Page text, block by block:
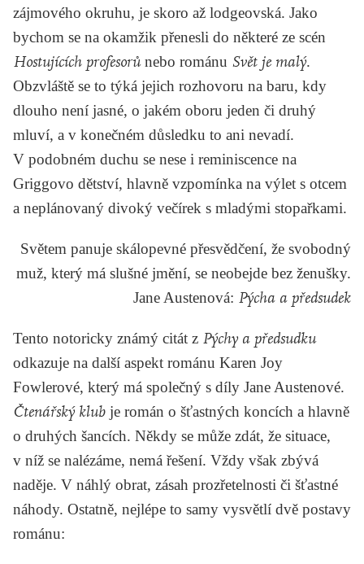
zájmového okruhu, je skoro až lodgeovská. Jako
bychom se na okamžik přenesli do některé ze scén
Hostujících profesorůnebo románu Svět je malý.
Obzvláště se to týká jejich rozhovoru na baru, kdy
dlouho není jasné, o jakém oboru jeden či druhý
mluví, a v konečném důsledku to ani nevadí.
V podobném duchu se nese i reminiscence na
Griggovo dětství, hlavně vzpomínka na výlet s otcem
a neplánovaný divoký večírek s mladými stopařkami.
Světem panuje skálopevné přesvědčení, že svobodný
muž, který má slušné jmění, se neobejde bez ženušky.
Jane Austenová: Pýcha a předsudek
Tento notoricky známý citát z Pýchy a předsudku
odkazuje na další aspekt románu Karen Joy
Fowlerové, který má společný s díly Jane Austenové.
Čtenářský klub je román o šťastných koncích a hlavně
o druhých šancích. Někdy se může zdát, že situace,
v níž se nalézáme, nemá řešení. Vždy však zbývá
naděje. V náhlý obrat, zásah prozřetelnosti či šťastné
náhody. Ostatně, nejlépe to samy vysvětlí dvě postavy
románu: